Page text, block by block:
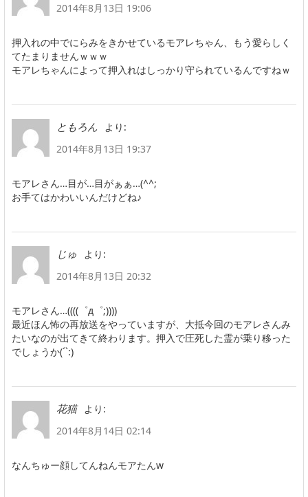
2014年8月13日 19:06
押入れの中でにらみをきかせているモアレちゃん、もう愛らしく
てたまりませんｗｗｗ
モアレちゃんによって押入れはしっかり守られているんですねｗ
ともろん
より:
2014年8月13日 19:37
モアレさん…目が…目がぁぁ…(^^;
お手てはかわいいんだけどね♪
じゅ
より:
2014年8月13日 20:32
モアレさん…((((゜д゜;))))
最近ほん怖の再放送をやっていますが、大抵今回のモアレさんみ
たいなのが出てきて終わります。押入で圧死した霊が乗り移った
でしょうか(´`:)
花猫
より:
2014年8月14日 02:14
なんちゅー顔してんねんモアたんw